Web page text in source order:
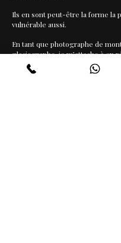
Ils en sont peut-être la forme la
vulnérable aussi.
En tant que photographe de
glaciographe, je m’attache à en
transformation,
à la croisée du
témoignage et de l’engagement.